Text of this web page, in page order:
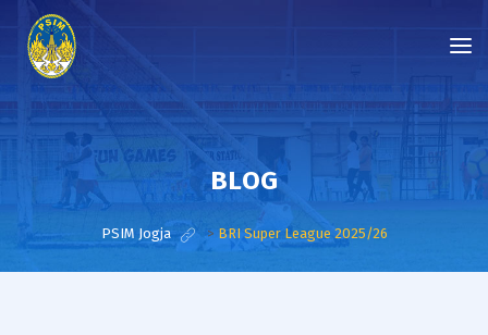
BLOG
PSIM Jogja >BRI Super League 2025/26